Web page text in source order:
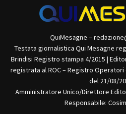
QuiMesagne –
Testata giornalistica Qui Mesagne
Brindisi Registro stampa 4/2015 |
registrata al ROC – Registro Operatori
del 21/08/
Amministratore Unico/Direttore
Responsabile: